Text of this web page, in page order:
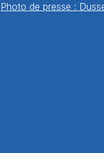
Photo de presse :